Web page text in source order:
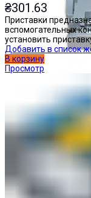
Кнопки
₴301.63
Приставки
вспомогательных
установить
Добавить в список
В корзину
Просмотр